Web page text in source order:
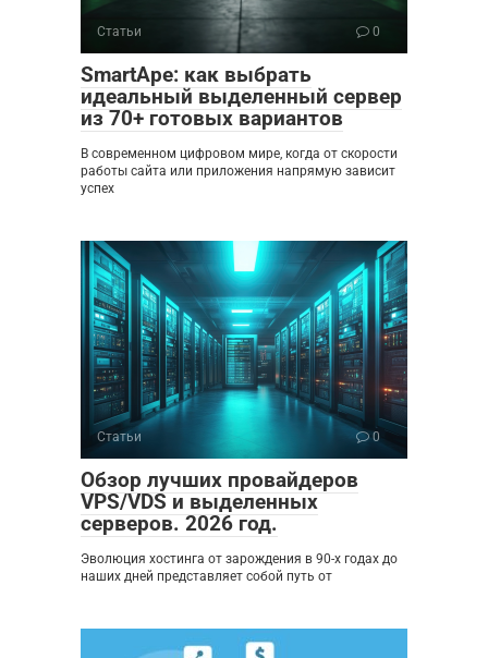
Статьи 0
SmartApe: как выбрать
идеальный выделенный сервер
из 70+ готовых вариантов
В современном цифровом мире, когда от скорости
работы сайта или приложения напрямую зависит
успех
Статьи 0
Обзор лучших провайдеров
VPS/VDS и выделенных
серверов. 2026 год.
Эволюция хостинга от зарождения в 90-х годах до
наших дней представляет собой путь от